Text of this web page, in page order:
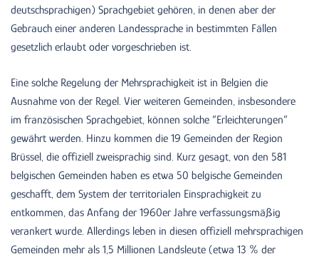
deutschsprachigen) Sprachgebiet gehören, in denen aber der
Gebrauch einer anderen Landessprache in bestimmten Fällen
gesetzlich erlaubt oder vorgeschrieben ist.
Eine solche Regelung der Mehrsprachigkeit ist in Belgien die
Ausnahme von der Regel. Vier weiteren Gemeinden, insbesondere
im französischen Sprachgebiet, können solche “Erleichterungen”
gewährt werden. Hinzu kommen die 19 Gemeinden der Region
Brüssel, die offiziell zweisprachig sind. Kurz gesagt, von den 581
belgischen Gemeinden haben es etwa 50 belgische Gemeinden
geschafft, dem System der territorialen Einsprachigkeit zu
entkommen, das Anfang der 1960er Jahre verfassungsmäßig
verankert wurde. Allerdings leben in diesen offiziell mehrsprachigen
Gemeinden mehr als 1,5 Millionen Landsleute (etwa 13 % der